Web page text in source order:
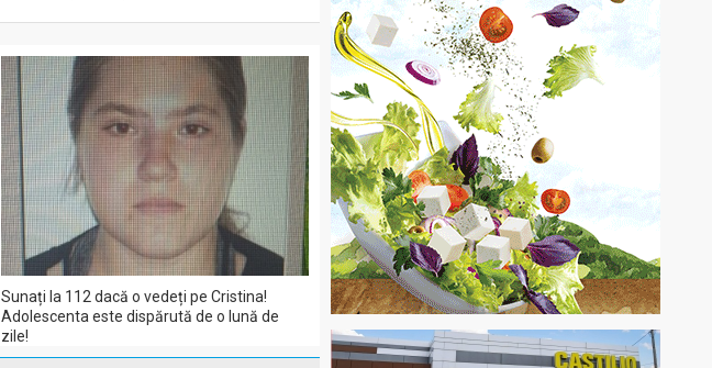
Sunați la 112 dacă o vedeți pe Cristina!
Adolescenta este dispărută de o lună de
zile!